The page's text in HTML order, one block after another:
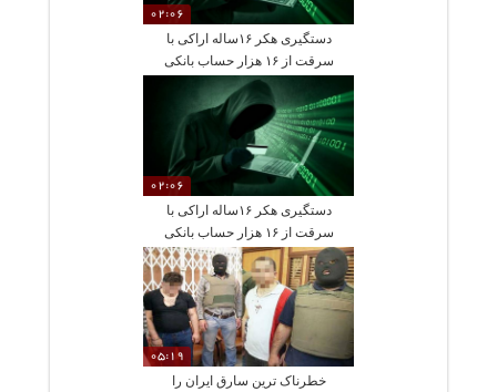
02:06
دستگیری هکر ۱۶ساله اراکی با
سرقت از ۱۶ هزار حساب بانکی
02:06
دستگیری هکر ۱۶ساله اراکی با
سرقت از ۱۶ هزار حساب بانکی
05:19
خطرناک ترین سارق ایران را